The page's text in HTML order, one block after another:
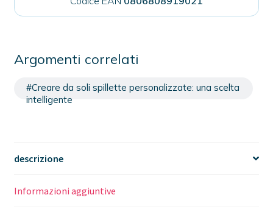
Argomenti correlati
#Creare da soli spillette personalizzate: una scelta
intelligente
descrizione
Informazioni aggiuntive